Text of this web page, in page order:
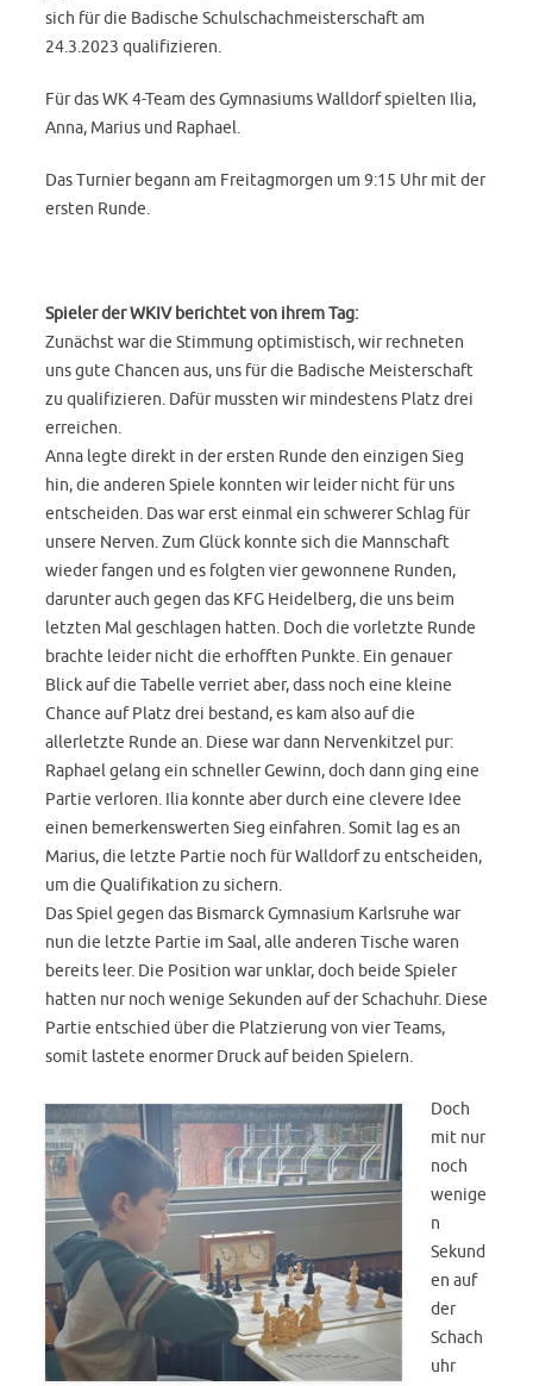
sich für die Badische Schulschachmeisterschaft am
24.3.2023 qualifizieren.
Für das WK 4-Team des Gymnasiums Walldorf spielten Ilia,
Anna, Marius und Raphael.
Das Turnier begann am Freitagmorgen um 9:15 Uhr mit der
ersten Runde.
Spieler der WKIV berichtet von ihrem Tag:
Zunächst war die Stimmung optimistisch, wir rechneten
uns gute Chancen aus, uns für die Badische Meisterschaft
zu qualifizieren. Dafür mussten wir mindestens Platz drei
erreichen.
Anna legte direkt in der ersten Runde den einzigen Sieg
hin, die anderen Spiele konnten wir leider nicht für uns
entscheiden. Das war erst einmal ein schwerer Schlag für
unsere Nerven. Zum Glück konnte sich die Mannschaft
wieder fangen und es folgten vier gewonnene Runden,
darunter auch gegen das KFG Heidelberg, die uns beim
letzten Mal geschlagen hatten. Doch die vorletzte Runde
brachte leider nicht die erhofften Punkte. Ein genauer
Blick auf die Tabelle verriet aber, dass noch eine kleine
Chance auf Platz drei bestand, es kam also auf die
allerletzte Runde an. Diese war dann Nervenkitzel pur:
Raphael gelang ein schneller Gewinn, doch dann ging eine
Partie verloren. Ilia konnte aber durch eine clevere Idee
einen bemerkenswerten Sieg einfahren. Somit lag es an
Marius, die letzte Partie noch für Walldorf zu entscheiden,
um die Qualifikation zu sichern.
Das Spiel gegen das Bismarck Gymnasium Karlsruhe war
nun die letzte Partie im Saal, alle anderen Tische waren
bereits leer. Die Position war unklar, doch beide Spieler
hatten nur noch wenige Sekunden auf der Schachuhr. Diese
Partie entschied über die Platzierung von vier Teams,
somit lastete enormer Druck auf beiden Spielern.
Doch
mit nur
noch
wenige
n
Sekund
en auf
der
Schach
uhr